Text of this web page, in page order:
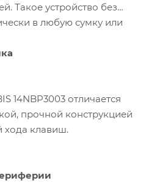
Такое устройство без
в любую сумку или
14NBP3003 отличается
прочной конструкцией
хода клавиш.